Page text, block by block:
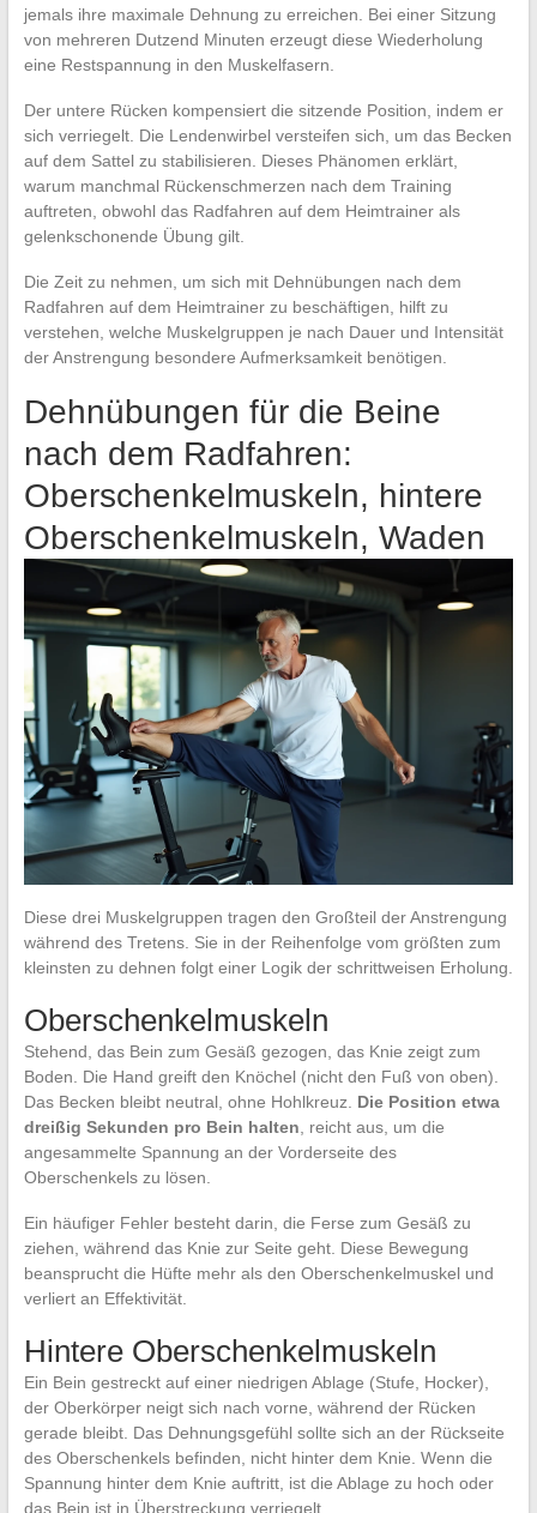
jemals ihre maximale Dehnung zu erreichen. Bei einer Sitzung
von mehreren Dutzend Minuten erzeugt diese Wiederholung
eine Restspannung in den Muskelfasern.
Der untere Rücken kompensiert die sitzende Position, indem er
sich verriegelt. Die Lendenwirbel versteifen sich, um das Becken
auf dem Sattel zu stabilisieren. Dieses Phänomen erklärt,
warum manchmal Rückenschmerzen nach dem Training
auftreten, obwohl das Radfahren auf dem Heimtrainer als
gelenkschonende Übung gilt.
Die Zeit zu nehmen, um sich mit Dehnübungen nach dem
Radfahren auf dem Heimtrainer zu beschäftigen, hilft zu
verstehen, welche Muskelgruppen je nach Dauer und Intensität
der Anstrengung besondere Aufmerksamkeit benötigen.
Dehnübungen für die Beine
nach dem Radfahren:
Oberschenkelmuskeln, hintere
Oberschenkelmuskeln, Waden
Diese drei Muskelgruppen tragen den Großteil der Anstrengung
während des Tretens. Sie in der Reihenfolge vom größten zum
kleinsten zu dehnen folgt einer Logik der schrittweisen Erholung.
Oberschenkelmuskeln
Stehend, das Bein zum Gesäß gezogen, das Knie zeigt zum
Boden. Die Hand greift den Knöchel (nicht den Fuß von oben).
Das Becken bleibt neutral, ohne Hohlkreuz. Die Position etwa
dreißig Sekunden pro Bein halten , reicht aus, um die
angesammelte Spannung an der Vorderseite des
Oberschenkels zu lösen.
Ein häufiger Fehler besteht darin, die Ferse zum Gesäß zu
ziehen, während das Knie zur Seite geht. Diese Bewegung
beansprucht die Hüfte mehr als den Oberschenkelmuskel und
verliert an Effektivität.
Hintere Oberschenkelmuskeln
Ein Bein gestreckt auf einer niedrigen Ablage (Stufe, Hocker),
der Oberkörper neigt sich nach vorne, während der Rücken
gerade bleibt. Das Dehnungsgefühl sollte sich an der Rückseite
des Oberschenkels befinden, nicht hinter dem Knie. Wenn die
Spannung hinter dem Knie auftritt, ist die Ablage zu hoch oder
das Bein ist in Überstreckung verriegelt.